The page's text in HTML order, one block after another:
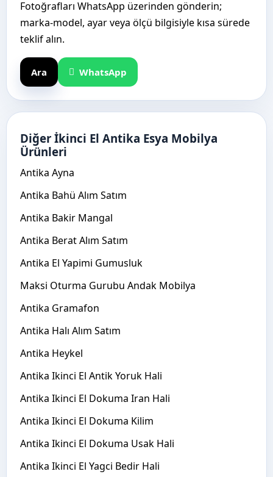
Fotoğrafları WhatsApp üzerinden gönderin;
marka-model, ayar veya ölçü bilgisiyle kısa sürede
teklif alın.
Ara WhatsApp
Diğer İkinci El Antika Esya Mobilya
Ürünleri
Antika Ayna
Antika Bahü Alım Satım
Antika Bakir Mangal
Antika Berat Alım Satım
Antika El Yapimi Gumusluk
Maksi Oturma Gurubu Andak Mobilya
Antika Gramafon
Antika Halı Alım Satım
Antika Heykel
Antika Ikinci El Antik Yoruk Hali
Antika Ikinci El Dokuma Iran Hali
Antika Ikinci El Dokuma Kilim
Antika Ikinci El Dokuma Usak Hali
Antika Ikinci El Yagci Bedir Hali